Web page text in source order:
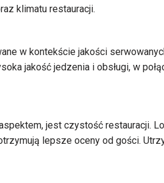
klimatu restauracji.
w kontekście jakości
jakość jedzenia i obsługi, w
jest czystość restauracji.
lepsze oceny od gości.